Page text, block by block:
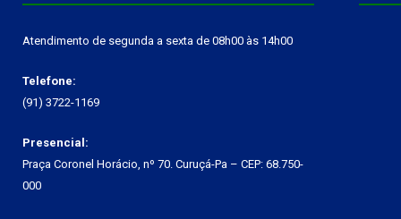
Atendimento de segunda a sexta de 08h00 às 14h00
Telefone:
(91) 3722-1169
Presencial:
Praça Coronel Horácio, nº 70. Curuçá-Pa – CEP: 68.750-
000